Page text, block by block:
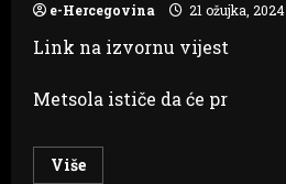
e-Hercegovina 21 ožujka, 2024
Link na izvornu vijest
Metsola ističe da će pr
VišeRead
more